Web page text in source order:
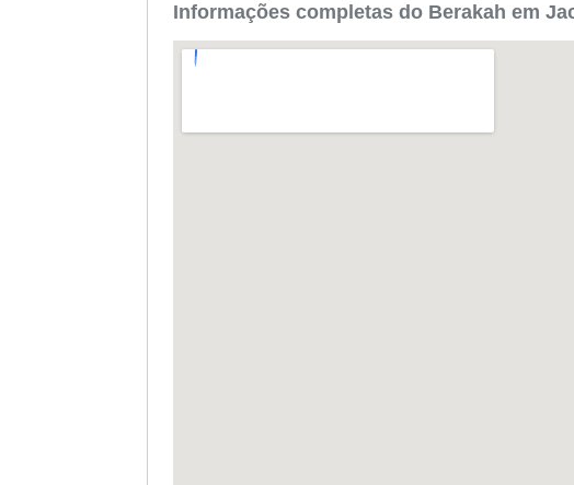
Informações completas do Berakah em